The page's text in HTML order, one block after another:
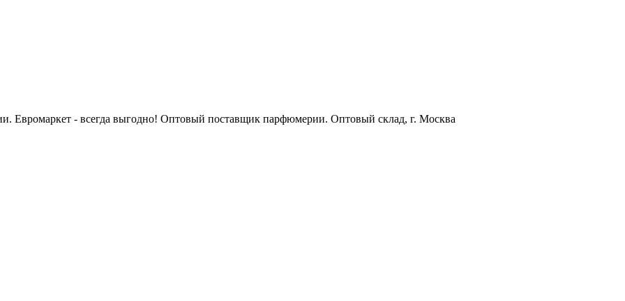
Евромаркет - всегда выгодно! Оптовый поставщик парфюмерии. Оптовый склад, г. Москва